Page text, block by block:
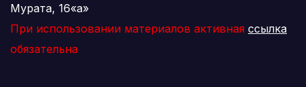
Мурата, 16«а»
При использовании материалов активная ссылка
обязательна